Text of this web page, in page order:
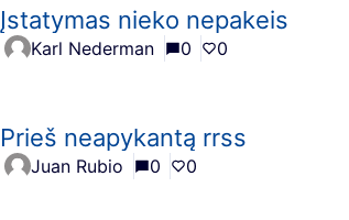
Įstatymas nieko nepakeis
Karl Nederman 0 0
Prieš neapykantą rrss
Juan Rubio 0 0